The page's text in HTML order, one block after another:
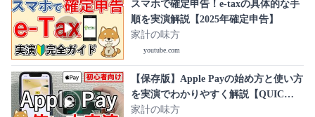
スマホで確定申告！e-taxの具体的な手
順を実演解説【2025年確定申告】
家計の味方
youtube.com
【保存版】Apple Payの始め方と使い方
を実演でわかりやすく解説【QUIC
Pay・iD・Suica・クレジットカードタ
家計の味方